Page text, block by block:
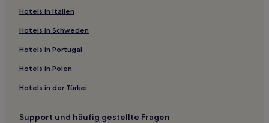
Business in Drumheller
Günstige in Pincher Creek
Familien in Calgary
Hotels mit Parkplatz in Calgary
Lgbtqia-Freundliche in Calgary
Golf in Calgary
Hotels in Italien
Hotels in Schweden
Hotels in Portugal
Hotels in Polen
Hotels in der Türkei
Support und häufig gestellte Fragen